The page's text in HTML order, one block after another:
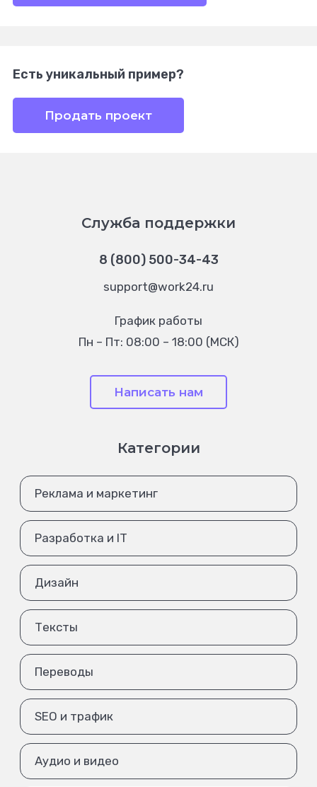
Есть уникальный пример?
Продать проект
Служба поддержки
8 (800) 500-34-43
support@work24.ru
График работы
Пн – Пт: 08:00 – 18:00 (МСК)
Написать нам
Категории
Реклама и маркетинг
Разработка и IT
Дизайн
Тексты
Переводы
SEO и трафик
Аудио и видео